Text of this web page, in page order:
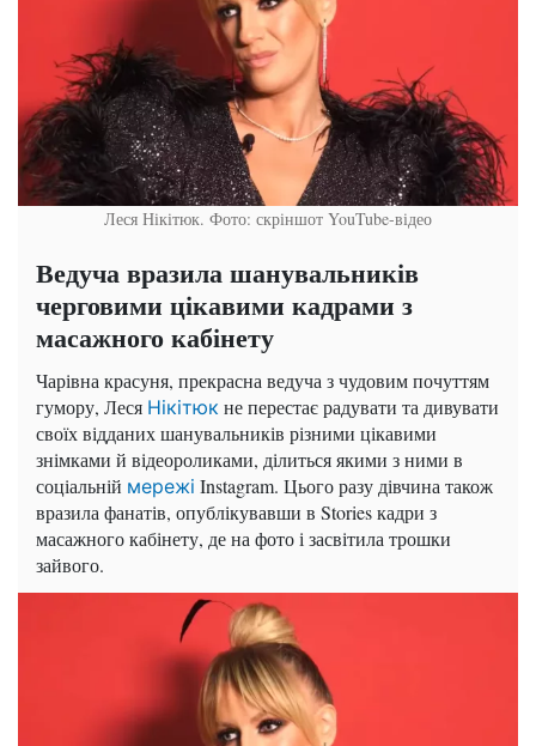
Леся Нікітюк. Фото: скріншот YouTube-відео
Ведуча вразила шанувальників
черговими цікавими кадрами з
масажного кабінету
Чарівна красуня, прекрасна ведуча з чудовим почуттям
гумору, Леся Нікітюк не перестає радувати та дивувати
своїх відданих шанувальників різними цікавими
знімками й відеороликами, ділиться якими з ними в
соціальній мережі Instagram. Цього разу дівчина також
вразила фанатів, опублікувавши в Stories кадри з
масажного кабінету, де на фото і засвітила трошки
зайвого.